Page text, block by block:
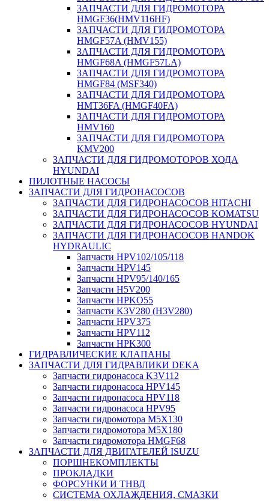
ЗАПЧАСТИ ДЛЯ ГИДРОМОТОРА
HMGF36(HMV116HF)
ЗАПЧАСТИ ДЛЯ ГИДРОМОТОРА
HMGF57A (HMV155)
ЗАПЧАСТИ ДЛЯ ГИДРОМОТОРА
HMGF68A (HMGF57LA)
ЗАПЧАСТИ ДЛЯ ГИДРОМОТОРА
HMGF84 (MSF340)
ЗАПЧАСТИ ДЛЯ ГИДРОМОТОРА
HMT36FA (HMGF40FA)
ЗАПЧАСТИ ДЛЯ ГИДРОМОТОРА
HMV160
ЗАПЧАСТИ ДЛЯ ГИДРОМОТОРА
KMV200
ЗАПЧАСТИ ДЛЯ ГИДРОМОТОРОВ ХОДА
HYUNDAI
ПИЛОТНЫЕ НАСОСЫ
ЗАПЧАСТИ ДЛЯ ГИДРОНАСОСОВ
ЗАПЧАСТИ ДЛЯ ГИДРОНАСОСОВ HITACHI
ЗАПЧАСТИ ДЛЯ ГИДРОНАСОСОВ KOMATSU
ЗАПЧАСТИ ДЛЯ ГИДРОНАСОСОВ HYUNDAI
ЗАПЧАСТИ ДЛЯ ГИДРОНАСОСОВ HANDOK
HYDRAULIC
Запчасти HPV102/105/118
Запчасти HPV145
Запчасти HPV95/140/165
Запчасти H5V200
Запчасти HPKO55
Запчасти K3V280 (H3V280)
Запчасти HPV375
Запчасти HPV112
Запчасти HPK300
ГИДРАВЛИЧЕСКИЕ КЛАПАНЫ
ЗАПЧАСТИ ДЛЯ ГИДРАВЛИКИ DEKA
Запчасти гидронасоса K3V112
Запчасти гидронасоса HPV145
Запчасти гидронасоса HPV118
Запчасти гидронасоса HPV95
Запчасти гидромотора M5X130
Запчасти гидромотора M5X180
Запчасти гидромотора HMGF68
ЗАПЧАСТИ ДЛЯ ДВИГАТЕЛЕЙ ISUZU
ПОРШНЕКОМПЛЕКТЫ
ПРОКЛАДКИ
ФОРСУНКИ И ТНВД
СИСТЕМА ОХЛАЖДЕНИЯ, СМАЗКИ